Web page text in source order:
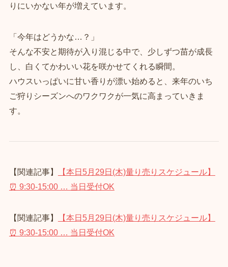
りにいかない年が増えています。
「今年はどうかな…？」
そんな不安と期待が入り混じる中で、少しずつ苗が成長
し、白くてかわいい花を咲かせてくれる瞬間。
ハウスいっぱいに甘い香りが漂い始めると、来年のいち
ご狩りシーズンへのワクワクが一気に高まっていきま
す。
【関連記事】
【本日5月29日(木)量り売りスケジュール】
⏰ 9:30‑15:00 … 当日受付OK
【関連記事】
【本日5月29日(木)量り売りスケジュール】
⏰ 9:30‑15:00 … 当日受付OK